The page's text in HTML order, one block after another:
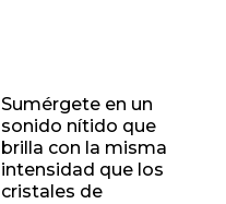
Sumérgete en un
sonido nítido que
brilla con la misma
intensidad que los
cristales de